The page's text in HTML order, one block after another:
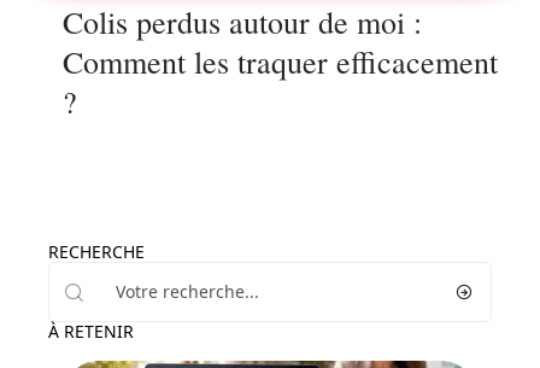
Colis perdus autour de moi :
Comment les traquer efficacement
?
RECHERCHE
À RETENIR